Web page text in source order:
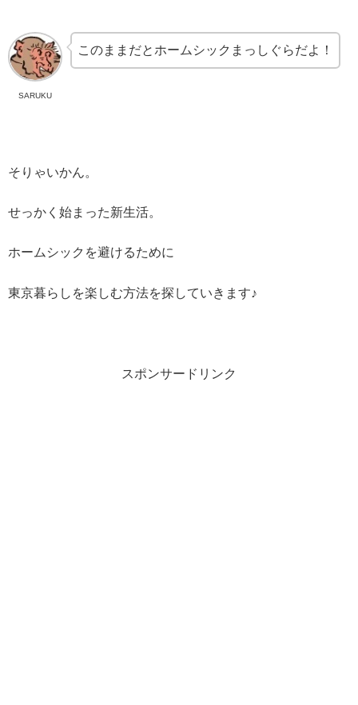
SARUKU
このままだとホームシックまっしぐらだよ！
そりゃいかん。
せっかく始まった新生活。
ホームシックを避けるために
東京暮らしを楽しむ方法を探していきます♪
スポンサードリンク